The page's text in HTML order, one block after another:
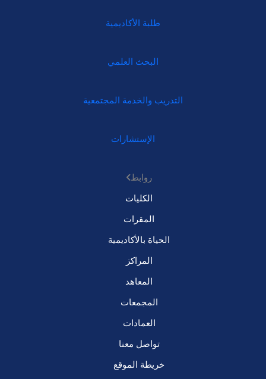
طلبة الأكاديمية
البحث العلمي
التدريب والخدمة المجتمعية
الإستشارات
روابط
الكليات
المقرات
الحياة بالأكاديمية
المراكز
المعاهد
المجمعات
العمادات
تواصل معنا
خريطة الموقع